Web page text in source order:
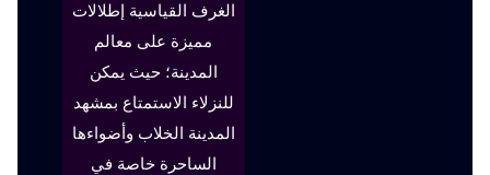
الغرف القياسية إطلالات
مميزة على معالم
المدينة؛ حيث يمكن
للنزلاء الاستمتاع بمشهد
المدينة الخلاب وأضواءها
الساحرة خاصة في